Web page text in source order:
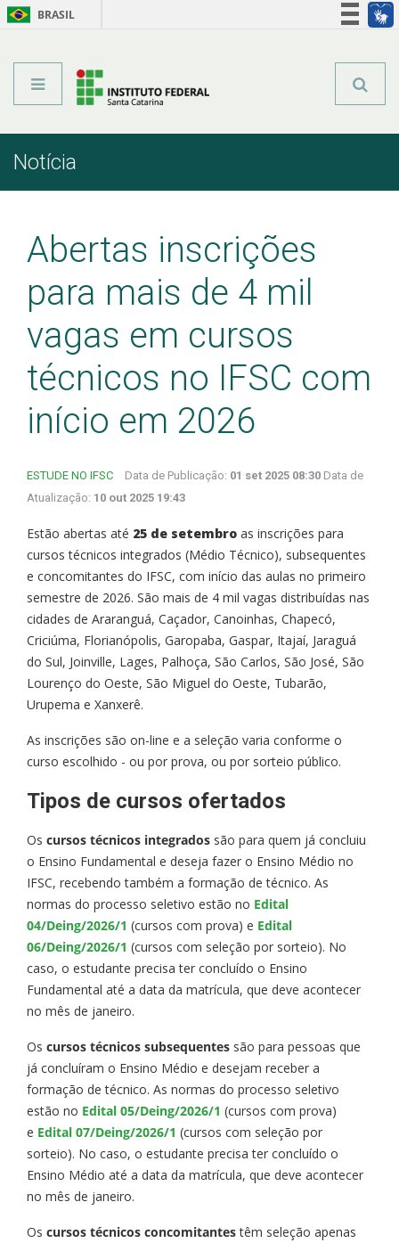
BRASIL
NotíciaInício
Abertas inscrições
para mais de 4 mil
vagas em cursos
técnicos no IFSC com
início em 2026
ESTUDE NO IFSC Data de Publicação: 01 set 2025 08:30 Data de
Atualização: 10 out 2025 19:43
Estão abertas até 25 de setembro as inscrições para
cursos técnicos integrados (Médio Técnico), subsequentes
e concomitantes do IFSC, com início das aulas no primeiro
semestre de 2026. São mais de 4 mil vagas distribuídas nas
cidades de Araranguá, Caçador, Canoinhas, Chapecó,
Criciúma, Florianópolis, Garopaba, Gaspar, Itajaí, Jaraguá
do Sul, Joinville, Lages, Palhoça, São Carlos, São José, São
Lourenço do Oeste, São Miguel do Oeste, Tubarão,
Urupema e Xanxerê.
As inscrições são on-line e a seleção varia conforme o
curso escolhido - ou por prova, ou por sorteio público.
Tipos de cursos ofertados
Os cursos técnicos integrados são para quem já concluiu
o Ensino Fundamental e deseja fazer o Ensino Médio no
IFSC, recebendo também a formação de técnico. As
normas do processo seletivo estão no Edital
04/Deing/2026/1 (cursos com prova) e Edital
06/Deing/2026/1 (cursos com seleção por sorteio). No
caso, o estudante precisa ter concluído o Ensino
Fundamental até a data da matrícula, que deve acontecer
no mês de janeiro.
Os cursos técnicos subsequentes são para pessoas que
já concluíram o Ensino Médio e desejam receber a
formação de técnico. As normas do processo seletivo
estão no Edital 05/Deing/2026/1 (cursos com prova)
e Edital 07/Deing/2026/1 (cursos com seleção por
sorteio). No caso, o estudante precisa ter concluído o
Ensino Médio até a data da matrícula, que deve acontecer
no mês de janeiro.
Os cursos técnicos concomitantestêm seleção apenas